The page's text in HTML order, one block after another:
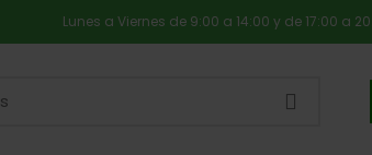
Lunes a Viernes de 9:00 a 14:00 y de 17:00 a